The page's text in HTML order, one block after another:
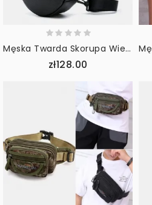
Męska Twarda Skorupa Wielowarstwowa Torba Na Klatkę Piersiową Usb Do Ładowania Bezpieczeństwa Pasek Odblaskowy O Dużej Pojemności Wodoodporne Odporne Na Zarysowania Torby Crossbody
zł128.00